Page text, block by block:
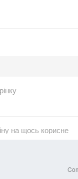
на щось корисне